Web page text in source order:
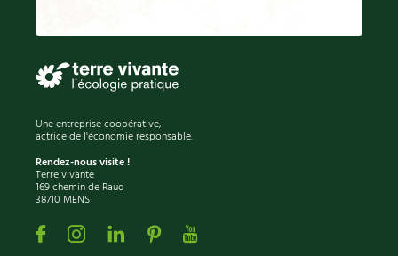
Une entreprise coopérative,
actrice de l'économie responsable.
Rendez-nous visite !
Terre vivante
169 chemin de Raud
38710 MENS
FacebookInstagramLinkedin
PinterestYoutube